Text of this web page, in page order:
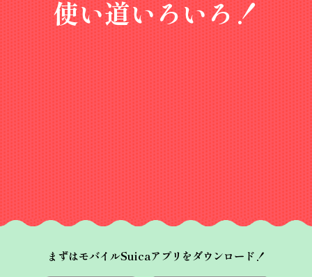
使い道いろいろ！
まずはモバイルSuicaアプリをダウンロード！